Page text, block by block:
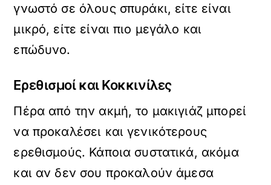
γνωστό σε όλους σπυράκι, είτε είναι
μικρό, είτε είναι πιο μεγάλο και
επώδυνο.
Ερεθισμοί και Κοκκινίλες
Πέρα από την ακμή, το μακιγιάζ μπορεί
να προκαλέσει και γενικότερους
ερεθισμούς. Κάποια συστατικά, ακόμα
και αν δεν σου προκαλούν άμεσα